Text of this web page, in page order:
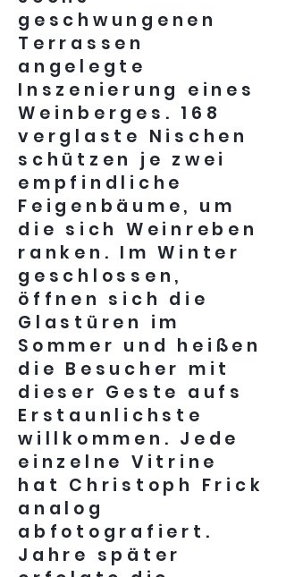
geschwungenen
Terrassen
angelegte
Inszenierung eines
Weinberges. 168
verglaste Nischen
schützen je zwei
empfindliche
Feigenbäume, um
die sich Weinreben
ranken. Im Winter
geschlossen,
öffnen sich die
Glastüren im
Sommer und heißen
die Besucher mit
dieser Geste aufs
Erstaunlichste
willkommen. Jede
einzelne Vitrine
hat Christoph Frick
analog
abfotografiert.
Jahre später